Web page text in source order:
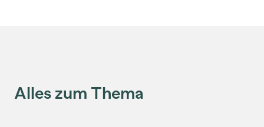
Alles zum Thema